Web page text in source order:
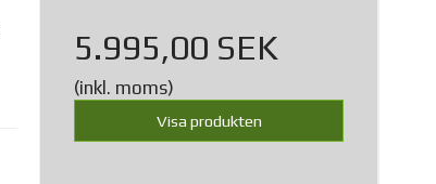
5.995,00 SEK
(inkl. moms)
Visa produkten